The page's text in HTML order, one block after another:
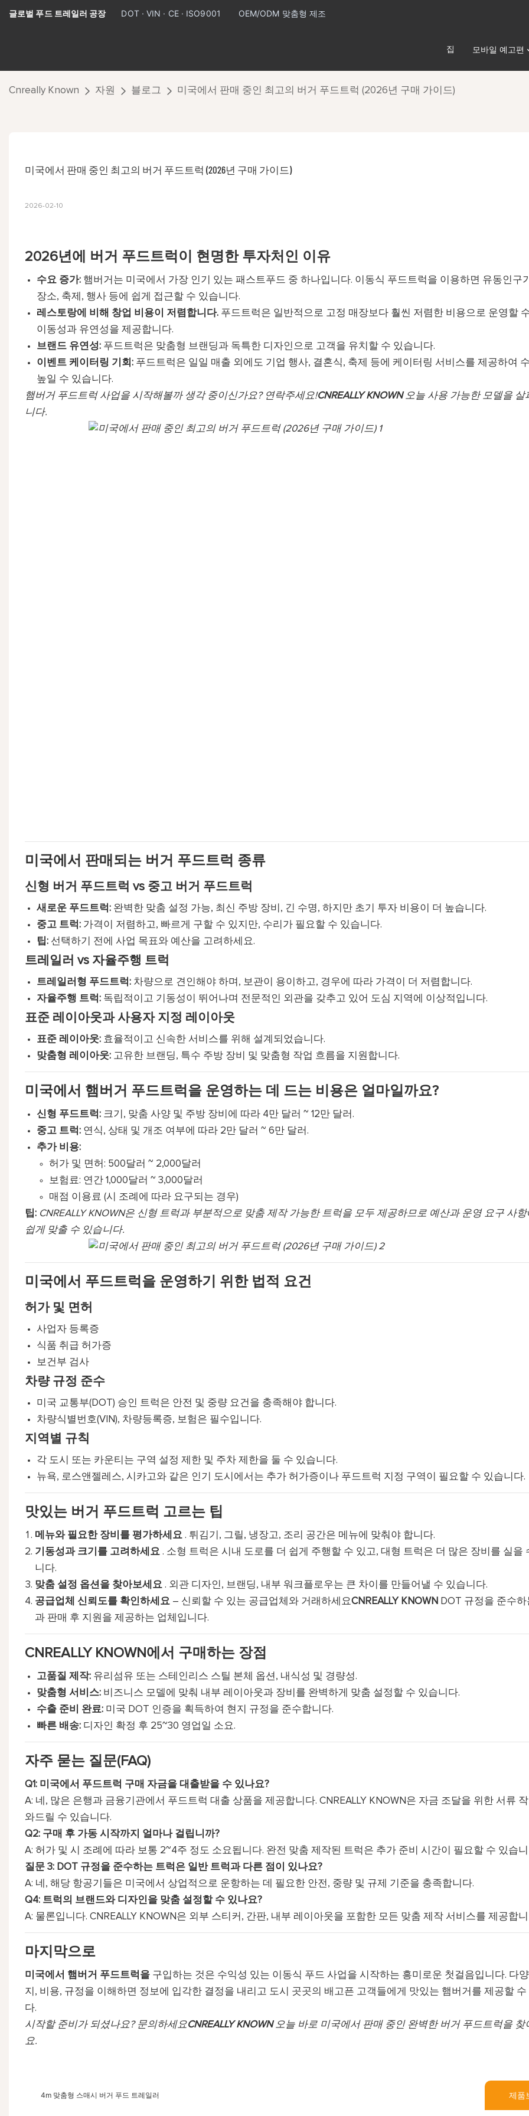
글로벌 푸드 트레일러 공장 DOT · VIN · CE · ISO9001 OEM/ODM 맞춤형 제조
집 모바일 예고편
Cnreally Known 자원 블로그 미국에서 판매 중인 최고의 버거 푸드트럭 (2026년 구매 가이드)
미국에서 판매 중인 최고의 버거 푸드트럭 (2026년 구매 가이드)
2026-02-10
2026년에 버거 푸드트럭이 현명한 투자처인 이유
수요 증가: 햄버거는 미국에서 가장 인기 있는 패스트푸드 중 하나입니다. 이동식 푸드트럭을 이용하면 유동인구
장소, 축제, 행사 등에 쉽게 접근할 수 있습니다.
레스토랑에 비해 창업 비용이 저렴합니다. 푸드트럭은 일반적으로 고정 매장보다 훨씬 저렴한 비용으로 운영할
이동성과 유연성을 제공합니다.
브랜드 유연성: 푸드트럭은 맞춤형 브랜딩과 독특한 디자인으로 고객을 유치할 수 있습니다.
이벤트 케이터링 기회: 푸드트럭은 일일 매출 외에도 기업 행사, 결혼식, 축제 등에 케이터링 서비스를 제공하여
높일 수 있습니다.
햄버거 푸드트럭 사업을 시작해볼까 생각 중이신가요? 연락주세요!CNREALLY KNOWN오늘 사용 가능한 모델을 살
니다.
미국에서 판매되는 버거 푸드트럭 종류
신형 버거 푸드트럭 vs 중고 버거 푸드트럭
새로운 푸드트럭: 완벽한 맞춤 설정 가능, 최신 주방 장비, 긴 수명, 하지만 초기 투자 비용이 더 높습니다.
중고 트럭: 가격이 저렴하고, 빠르게 구할 수 있지만, 수리가 필요할 수 있습니다.
팁: 선택하기 전에 사업 목표와 예산을 고려하세요.
트레일러 vs 자율주행 트럭
트레일러형 푸드트럭: 차량으로 견인해야 하며, 보관이 용이하고, 경우에 따라 가격이 더 저렴합니다.
자율주행 트럭: 독립적이고 기동성이 뛰어나며 전문적인 외관을 갖추고 있어 도심 지역에 이상적입니다.
표준 레이아웃과 사용자 지정 레이아웃
표준 레이아웃: 효율적이고 신속한 서비스를 위해 설계되었습니다.
맞춤형 레이아웃: 고유한 브랜딩, 특수 주방 장비 및 맞춤형 작업 흐름을 지원합니다.
미국에서 햄버거 푸드트럭을 운영하는 데 드는 비용은 얼마일까요?
신형 푸드트럭: 크기, 맞춤 사양 및 주방 장비에 따라 4만 달러 ~ 12만 달러.
중고 트럭: 연식, 상태 및 개조 여부에 따라 2만 달러 ~ 6만 달러.
추가 비용:
허가 및 면허: 500달러 ~ 2,000달러
보험료: 연간 1,000달러 ~ 3,000달러
매점 이용료 (시 조례에 따라 요구되는 경우)
팁: CNREALLY KNOWN은 신형 트럭과 부분적으로 맞춤 제작 가능한 트럭을 모두 제공하므로 예산과 운영 요구 사
쉽게 맞출 수 있습니다.
미국에서 푸드트럭을 운영하기 위한 법적 요건
허가 및 면허
사업자 등록증
식품 취급 허가증
보건부 검사
차량 규정 준수
미국 교통부(DOT) 승인 트럭은 안전 및 중량 요건을 충족해야 합니다.
차량식별번호(VIN), 차량등록증, 보험은 필수입니다.
지역별 규칙
각 도시 또는 카운티는 구역 설정 제한 및 주차 제한을 둘 수 있습니다.
뉴욕, 로스앤젤레스, 시카고와 같은 인기 도시에서는 추가 허가증이나 푸드트럭 지정 구역이 필요할 수 있습니다.
맛있는 버거 푸드트럭 고르는 팁
메뉴와 필요한 장비를 평가하세요. 튀김기, 그릴, 냉장고, 조리 공간은 메뉴에 맞춰야 합니다.
기동성과 크기를 고려하세요. 소형 트럭은 시내 도로를 더 쉽게 주행할 수 있고, 대형 트럭은 더 많은 장비를 실을
니다.
맞춤 설정 옵션을 찾아보세요. 외관 디자인, 브랜딩, 내부 워크플로우는 큰 차이를 만들어낼 수 있습니다.
공급업체 신뢰도를 확인하세요– 신뢰할 수 있는 공급업체와 거래하세요CNREALLY KNOWN DOT 규정을 준수
과 판매 후 지원을 제공하는 업체입니다.
CNREALLY KNOWN에서 구매하는 장점
고품질 제작: 유리섬유 또는 스테인리스 스틸 본체 옵션, 내식성 및 경량성.
맞춤형 서비스: 비즈니스 모델에 맞춰 내부 레이아웃과 장비를 완벽하게 맞춤 설정할 수 있습니다.
수출 준비 완료: 미국 DOT 인증을 획득하여 현지 규정을 준수합니다.
빠른 배송: 디자인 확정 후 25~30 영업일 소요.
자주 묻는 질문(FAQ)
Q1: 미국에서 푸드트럭 구매 자금을 대출받을 수 있나요?
A: 네, 많은 은행과 금융기관에서 푸드트럭 대출 상품을 제공합니다. CNREALLY KNOWN은 자금 조달을 위한 서류
와드릴 수 있습니다.
Q2: 구매 후 가동 시작까지 얼마나 걸립니까?
A: 허가 및 시 조례에 따라 보통 2~4주 정도 소요됩니다. 완전 맞춤 제작된 트럭은 추가 준비 시간이 필요할 수 있습
질문 3: DOT 규정을 준수하는 트럭은 일반 트럭과 다른 점이 있나요?
A: 네, 해당 항공기들은 미국에서 상업적으로 운항하는 데 필요한 안전, 중량 및 규제 기준을 충족합니다.
Q4: 트럭의 브랜드와 디자인을 맞춤 설정할 수 있나요?
A: 물론입니다. CNREALLY KNOWN은 외부 스티커, 간판, 내부 레이아웃을 포함한 모든 맞춤 제작 서비스를 제공합
마지막으로
미국에서 햄버거 푸드트럭을구입하는 것은 수익성 있는 이동식 푸드 사업을 시작하는 흥미로운 첫걸음입니다. 다
지, 비용, 규정을 이해하면 정보에 입각한 결정을 내리고 도시 곳곳의 배고픈 고객들에게 맛있는 햄버거를 제공할 수
다.
시작할 준비가 되셨나요? 문의하세요CNREALLY KNOWN오늘 바로 미국에서 판매 중인 완벽한 버거 푸드트럭을 찾
요.
4m 맞춤형 스매시 버거 푸드 트레일러 제품